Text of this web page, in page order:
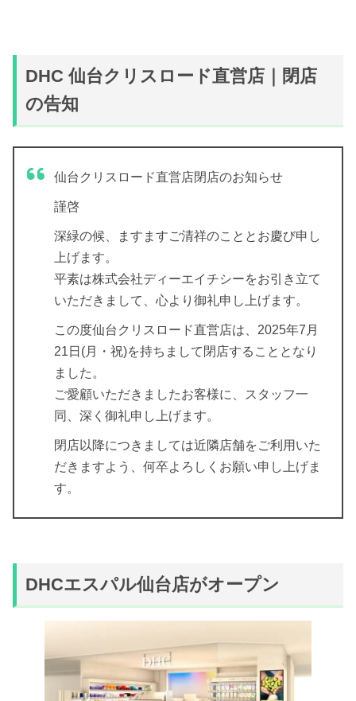
DHC 仙台クリスロード直営店｜閉店
の告知
仙台クリスロード直営店閉店のお知らせ
謹啓
深緑の候、ますますご清祥のこととお慶び申し
上げます。
平素は株式会社ディーエイチシーをお引き立て
いただきまして、心より御礼申し上げます。
この度仙台クリスロード直営店は、2025年7月
21日(月・祝)を持ちまして閉店することとなり
ました。
ご愛顧いただきましたお客様に、スタッフ一
同、深く御礼申し上げます。
閉店以降につきましては近隣店舗をご利用いた
だきますよう、何卒よろしくお願い申し上げま
す。
DHCエスパル仙台店がオープン